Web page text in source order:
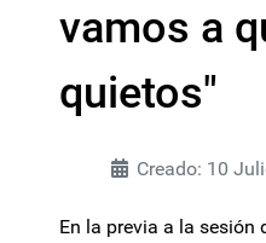
vamos a
quietos"
Creado: 10
En la previa a la sesión